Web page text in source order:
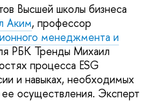
Высшей школы бизнеса
Аким, профессор
менеджмента и
РБК Тренды Михаил
процесса ESG
и навыках, необходимых
осуществления. Эксперт